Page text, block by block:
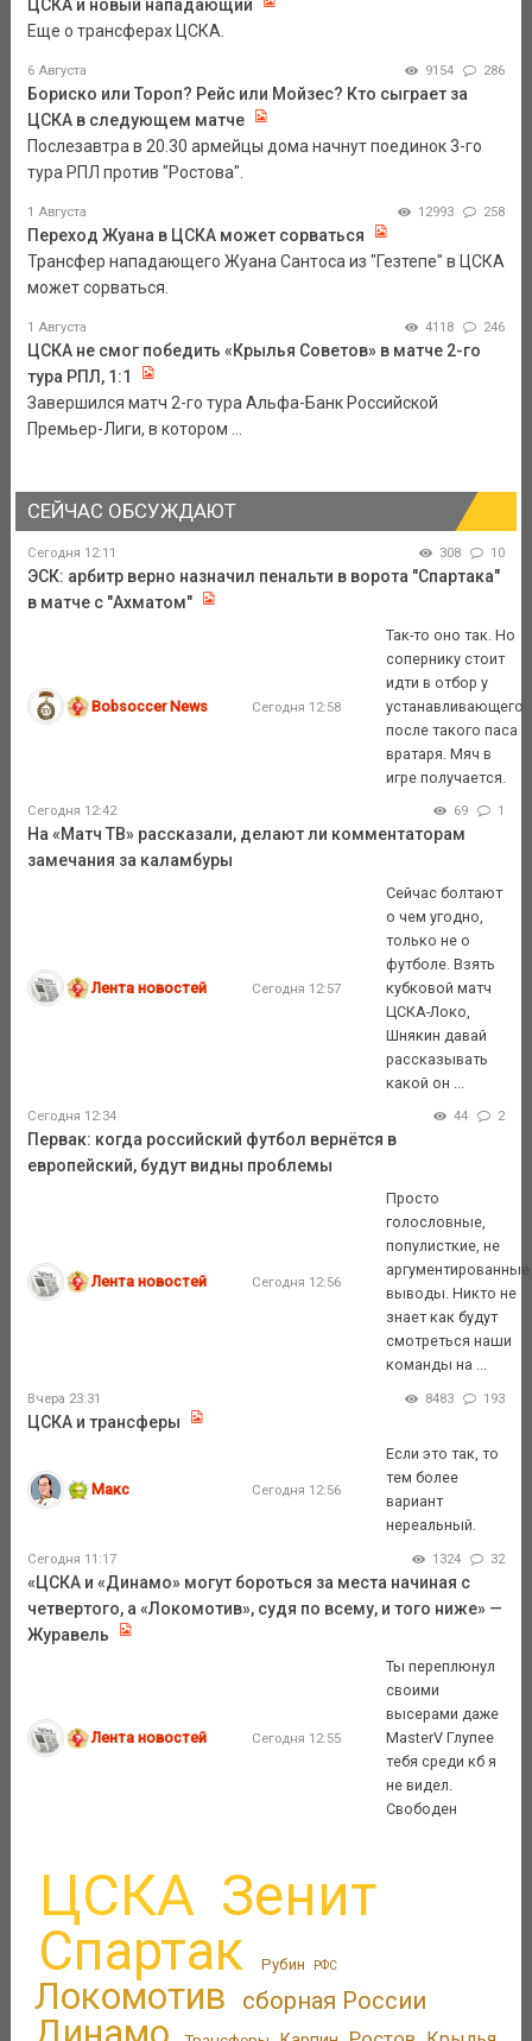
ЦСКА и новый нападающий
Еще о трансферах ЦСКА.
6 Августа 9154 286
Бориско или Тороп? Рейс или Мойзес? Кто сыграет за
ЦСКА в следующем матче
Послезавтра в 20.30 армейцы дома начнут поединок 3-го
тура РПЛ против "Ростова".
1 Августа 12993 258
Переход Жуана в ЦСКА может сорваться
Трансфер нападающего Жуана Сантоса из "Гезтепе" в ЦСКА
может сорваться.
1 Августа 4118 246
ЦСКА не смог победить «Крылья Советов» в матче 2-го
тура РПЛ, 1:1
Завершился матч 2-го тура Альфа-Банк Российской
Премьер-Лиги, в котором ...
СЕЙЧАС ОБСУЖДАЮТ
Сегодня 12:11 308 10
ЭСК: арбитр верно назначил пенальти в ворота "Спартака"
в матче с "Ахматом"
Bobsoccer News Сегодня 12:58
Так-то оно так. Но
сопернику стоит
идти в отбор у
устанавливающего
после такого паса
вратаря. Мяч в
игре получается.
Сегодня 12:42 69 1
На «Матч ТВ» рассказали, делают ли комментаторам
замечания за каламбуры
Лента новостей Сегодня 12:57
Сейчас болтают
о чем угодно,
только не о
футболе. Взять
кубковой матч
ЦСКА-Локо,
Шнякин давай
рассказывать
какой он ...
Сегодня 12:34 44 2
Первак: когда российский футбол вернётся в
европейский, будут видны проблемы
Лента новостей Сегодня 12:56
Просто
голословные,
популисткие, не
аргументированные
выводы. Никто не
знает как будут
смотреться наши
команды на ...
Вчера 23:31 8483 193
ЦСКА и трансферы
Макс Сегодня 12:56
Если это так, то
тем более
вариант
нереальный.
Сегодня 11:17 1324 32
«ЦСКА и «Динамо» могут бороться за места начиная с
четвертого, а «Локомотив», судя по всему, и того ниже» —
Журавель
Лента новостей Сегодня 12:55
Ты переплюнул
своими
высерами даже
MasterV Глупее
тебя среди кб я
не видел.
Свободен
ЦСКА Зенит
Спартак Рубин РФС
Локомотив сборная России